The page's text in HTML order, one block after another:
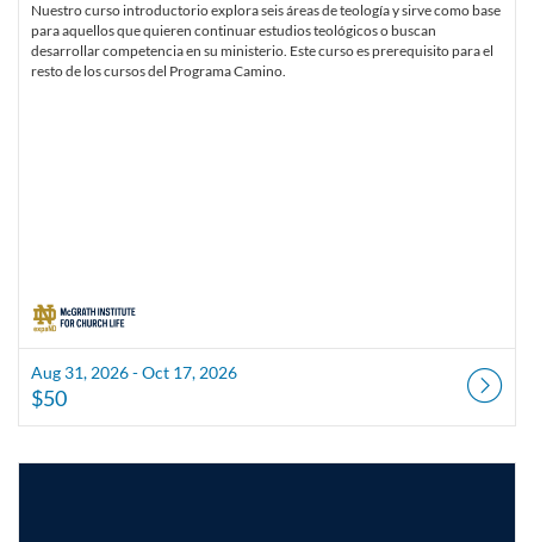
Nuestro curso introductorio explora seis áreas de teología y sirve como base
para aquellos que quieren continuar estudios teológicos o buscan
desarrollar competencia en su ministerio. Este curso es prerequisito para el
resto de los cursos del Programa Camino.
Aug 31, 2026 - Oct 17, 2026
$50